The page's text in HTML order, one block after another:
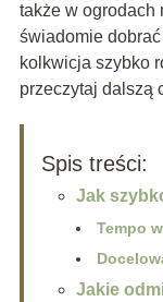
także w ogrodach
świadomie
kolkwicja szybko
przeczytaj dalszą
Spis treści:
Jak
Tempo
Jakie